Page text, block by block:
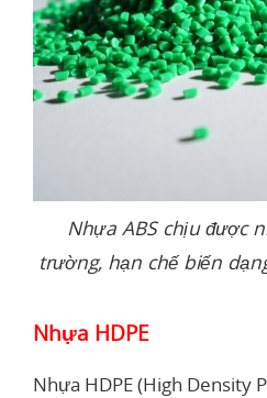
Nhựa ABS chịu được
trường, hạn chế biến
Nhựa HDPE
Nhựa HDPE (High Density